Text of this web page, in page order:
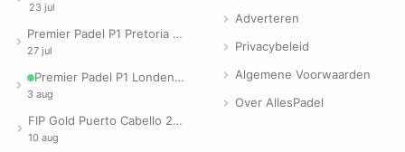
23 jul
Premier Padel P1 Pretoria 2026
27 jul
Premier Padel P1 Londen 2026
3 aug
FIP Gold Puerto Cabello 2026
10 aug
Adverteren
Privacybeleid
Algemene Voorwaarden
Over AllesPadel